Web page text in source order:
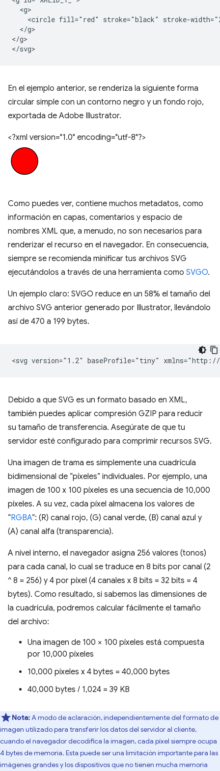
<circle fill="red" stroke="black"
stroke-
</g>
</g>
En el ejemplo anterior, se renderiza la siguiente forma
circular simple con un contorno negro y un fondo rojo,
exportada de Adobe Illustrator.
<?xml version="1.0" encoding="utf-8"?>
Como puedes ver, contiene muchos metadatos, como
información en capas, comentarios y espacio de
nombres XML que, a menudo, no son necesarios para
renderizar el recurso en el navegador. En consecuencia,
siempre se recomienda minificar tus archivos SVG
ejecutándolos a través de una herramienta como SVGO.
Un ejemplo claro: SVGO reduce en un 58% el tamaño del
archivo SVG anterior generado por Illustrator, llevándolo
así de 470 a 199 bytes.
<svg version="1.2" baseProfile="tiny" xmlns="http://
Debido a que SVG es un formato basado en XML,
también puedes aplicar compresión GZIP para reducir
su tamaño de transferencia. Asegúrate de que tu
servidor esté configurado para comprimir recursos SVG.
Una imagen de trama es simplemente una cuadrícula
bidimensional de “píxeles” individuales. Por ejemplo, una
imagen de 100 x 100 píxeles es una secuencia de 10,000
píxeles. A su vez, cada píxel almacena los valores de
“RGBA”: (R) canal rojo, (G) canal verde, (B) canal azul y
(A) canal alfa (transparencia).
A nivel interno, el navegador asigna 256 valores (tonos)
para cada canal, lo cual se traduce en 8 bits por canal (2
^ 8 = 256) y 4 por píxel (4 canales x 8 bits = 32 bits = 4
bytes). Como resultado, si sabemos las dimensiones de
la cuadrícula, podremos calcular fácilmente el tamaño
del archivo:
Una imagen de 100 × 100 píxeles está compuesta
por 10,000 píxeles
10,000 píxeles x 4 bytes = 40,000 bytes
40,000 bytes / 1,024 = 39 KB
Nota: A modo de aclaración, independientemente del formato de
imagen utilizado para transferir los datos del servidor al cliente,
cuando el navegador decodifica la imagen, cada píxel siempre ocupa
4 bytes de memoria. Esta puede ser una limitación importante para las
imágenes grandes y los dispositivos que no tienen mucha memoria